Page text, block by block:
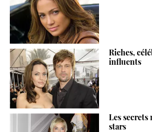
Riches,
influents
Les secrets
stars